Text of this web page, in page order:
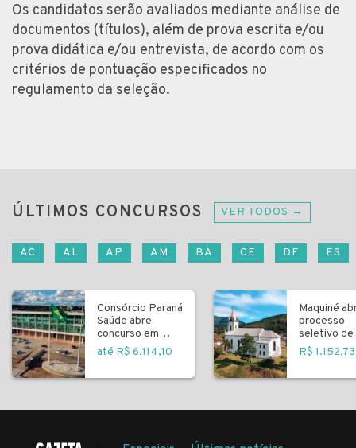
Os candidatos serão avaliados mediante análise de
documentos (títulos), além de prova escrita e/ou
prova didática e/ou entrevista, de acordo com os
critérios de pontuação especificados no
regulamento da seleção.
ÚLTIMOS CONCURSOS VER TODOS →
AC AL AP AM BA CE DF ES
Consórcio Paraná
Saúde abre
concurso em
Curitiba
até R$ 6.114,10
Maquiné
processo
seletivo de
R$ 1.152,73